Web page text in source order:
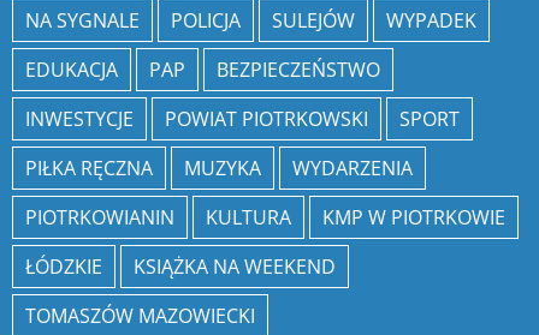
NA SYGNALE
POLICJA SULEJÓW
WYPADEK
EDUKACJA
PAP
BEZPIECZEŃSTWO
INWESTYCJE
POWIAT PIOTRKOWSKI
SPORT
PIŁKA RĘCZNA
MUZYKA
WYDARZENIA
PIOTRKOWIANIN
KULTURA
KMP W PIOTRKOWIE
ŁÓDZKIE
KSIĄŻKA NA WEEKEND
TOMASZÓW MAZOWIECKI